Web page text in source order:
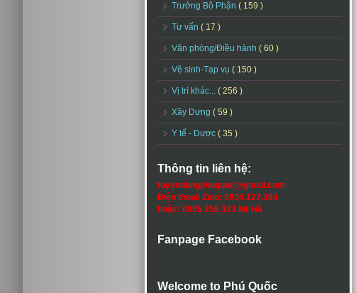
Trưởng Bộ Phận ( 159 )
Tư vấn ( 17 )
Văn phòng/Điều hành ( 60 )
Vệ sinh-Tạp vụ ( 150 )
Vị trí khác... ( 256 )
Xây Dựng ( 59 )
Y tế - Dược ( 35 )
Thông tin liên hệ:
tuyendungphuquoc@gmail.com
Điện thoại/ Zalo: 0934.127.384
hoặc: 0985 258 323 Mr Hà
Fanpage Facebook
Welcome to Phú Quốc